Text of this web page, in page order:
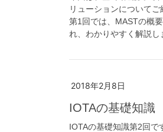
リューションについてご
第1回では、MASTの概
れ、わかりやすく解説し
2018年2月8日
IOTAの基礎知
IOTAの基礎知識第2回で